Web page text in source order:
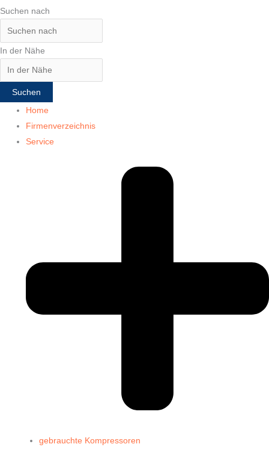
Suchen nach
In der Nähe
Suchen
Home
Firmenverzeichnis
Service
gebrauchte Kompressoren